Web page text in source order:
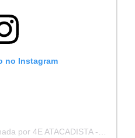
no Instagram